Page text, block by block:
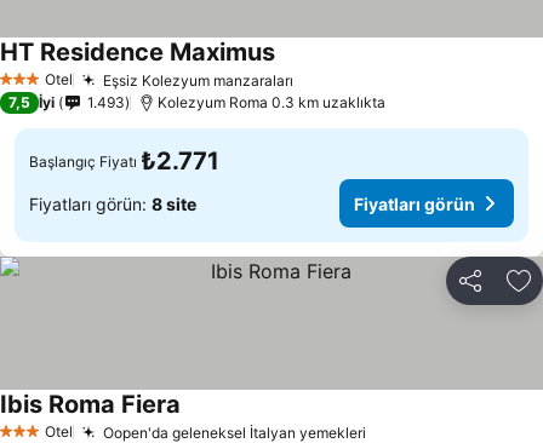
3 YıldızOtel Eşsiz Kolezyum manzaraları
HT Residence MaximusFiyatları görün
7,5 İyi 1.493 Kolezyum Roma 0.3 km uzaklıkta
Başlangıç Fiyatı ₺2.771
Fiyatları görün: 8 site Fiyatları görün
Paylaş
3 YıldızOtel Oopen'da geleneksel İtalyan yemekleri
Ibis Roma Fiera